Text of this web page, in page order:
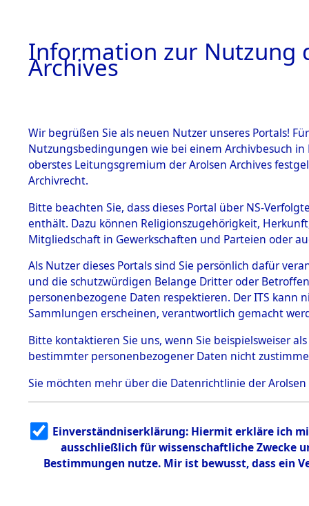
BESTÄNDE
1.
mente
5. Verschiedenes
5.3
Todesmärsche
5.3.1 Alliierte
Erhebungen
zu
Todesmärsch
en
5.3.2
g
5.3.3
Todesmärsch
von
Toter aus
Ort ihrer
0001
Information zur Nutzung
Archives
Wir begrüßen Sie als neuen Nutzer unseres Portals!
Nutzungsbedingungen wie bei einem Archivbesuch
oberstes Leitungsgremium der Arolsen Archives
Archivrecht.
Bitte beachten Sie, dass dieses Portal über NS-
enthält. Dazu können Religionszugehörigkeit,
Mitgliedschaft in Gewerkschaften und Parteien oder
Als Nutzer dieses Portals sind Sie persönlich dafür
und die schutzwürdigen Belange Dritter oder
personenbezogene Daten respektieren. Der ITS
Sammlungen erscheinen, verantwortlich gemacht
Bitte kontaktieren Sie uns, wenn Sie beispielsweiser
bestimmter personenbezogener Daten nicht
Sie möchten mehr über die Datenrichtlinie der Arolsen
Einverständniserklärung: Hiermit erkläre ich
ausschließlich für wissenschaftliche Zwecke
Bestimmungen nutze. Mir ist bewusst, dass ein